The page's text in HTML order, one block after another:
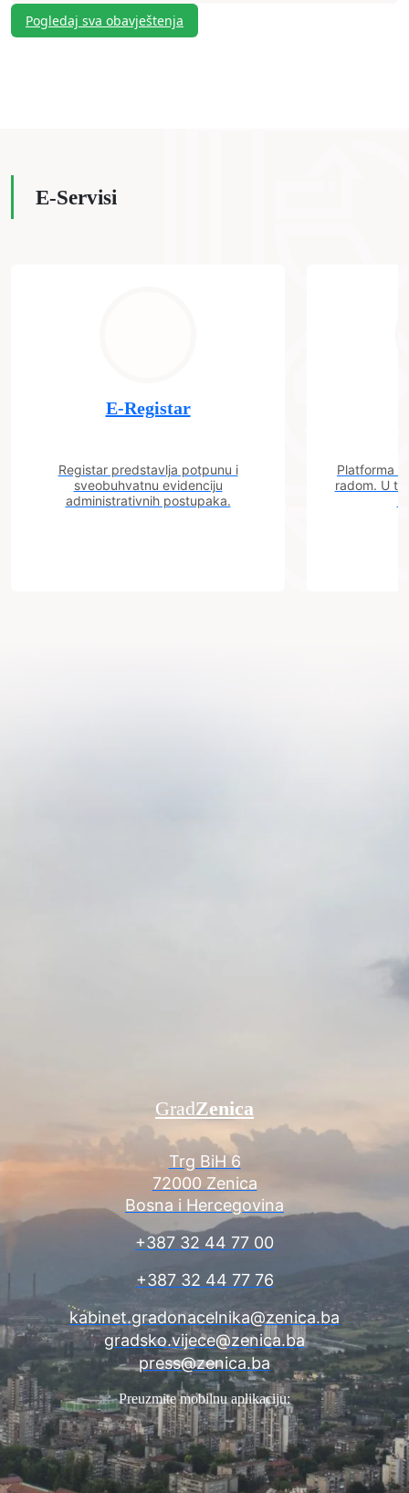
Pogledaj sva obavještenja
E-Servisi
E-Registar
Registar predstavlja potpunu i
sveobuhvatnu evidenciju
administrativnih postupaka.
Platforma
radom. U
Trg BiH 6
72000 Zenica
Bosna i Hercegovina
+387 32 44 77 00
+387 32 44 77 76
kabinet.gradonacelnika@zenica.ba
gradsko.vijece@zenica.ba
press@zenica.ba
GradZenica
Preuzmite mobilnu aplikaciju: